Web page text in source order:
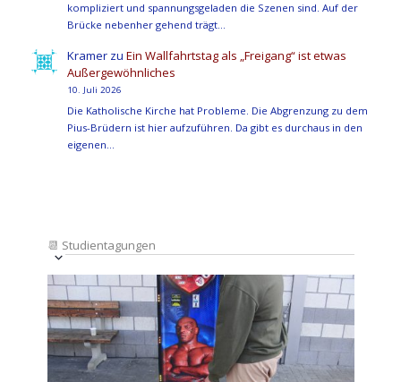
kompliziert und spannungsgeladen die Szenen sind. Auf der
Brücke nebenher gehend trägt…
Kramer zuEin Wallfahrtstag als „Freigang“ ist etwas
Außergewöhnliches
10. Juli 2026
Die Katholische Kirche hat Probleme. Die Abgrenzung zu dem
Pius-Brüdern ist hier aufzuführen. Da gibt es durchaus in den
eigenen…
📆 Studientagungen
Ansichten-
Navigation
Veranstaltung
Ansichten-
Navigation
Datum
auswählen.
List
of
Veranstaltungen
in
Photo
View